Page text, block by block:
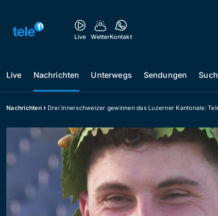
Live WetterKontakt
Live Nachrichten Unterwegs Sendungen
Nachrichten Drei Innerschweizer gewinnen das Luzerner Kantonale: